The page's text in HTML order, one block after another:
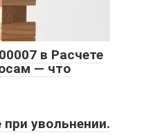
в Расчете
— что
увольнении.